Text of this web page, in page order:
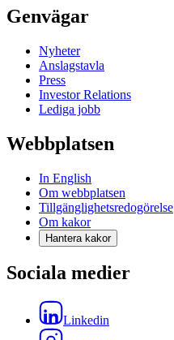
Genvägar
Nyheter
Anslagstavla
Press
Investor Relations
Lediga jobb
Webbplatsen
In English
Om webbplatsen
Tillgänglighetsredogörelse
Om kakor
Hantera kakor
Sociala medier
Linkedin